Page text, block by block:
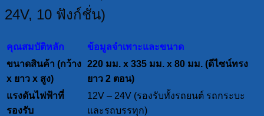
24V, 10 ฟังก์ชั่น)
คุณสมบัติหลัก
ข้อมูลจำเพาะและขนาด
ขนาดสินค้า (กว้าง
x ยาว x สูง)
220 มม. x 335 มม. x 80 มม. (ดีไซน์ทรง
ยาว 2 ตอน)
แรงดันไฟฟ้าที่
รองรับ
12V – 24V (รองรับทั้งรถยนต์ รถกระบะ
และรถบรรทุก)